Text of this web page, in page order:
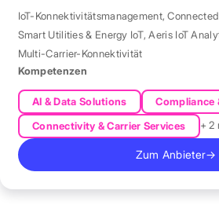
IoT-Konnektivitätsmanagement,
Smart Utilities & Energy IoT,Aeris IoT
Multi-Carrier-Konnektivität
Kompetenzen
AI & Data Solutions
Compliance
Connectivity & Carrier Services
+ 2
Zum Anbieter→